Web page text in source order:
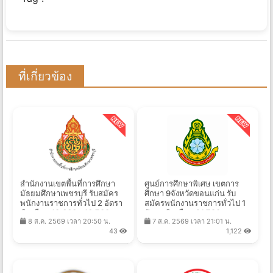
ที่เกี่ยวข้อง
สำนักงานเขตพื้นที่การศึกษา
มัธยมศึกษาเพชรบุรี รับสมัคร
พนักงานราชการทั่วไป 2 อัตรา
เงินเดือน 13,660 - 16,700 บาท
ตั้งแต่วันที่ 17-25 ส.ค. 2569
8 ส.ค. 2569 เวลา 20:50 น.
43
ศูนย์การศึกษาพิเศษ เขตการ
ศึกษา 9จังหวัดขอนแก่น รับ
สมัครพนักงานราชการทั่วไป 1
อัตรา เงินเดือน 21,780 บาท
ตั้งแต่วันที่ 6-13 ส.ค. 2569
7 ส.ค. 2569 เวลา 21:01 น.
1,122